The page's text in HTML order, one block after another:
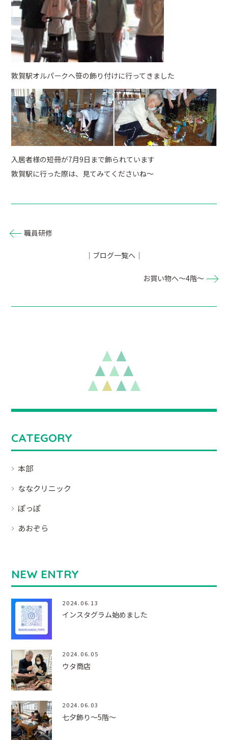
敦賀駅オルパークへ笹の飾り付けに行ってきました
入居者様の短冊が7月9日まで飾られています
敦賀駅に行った際は、見てみてくださいね～
職員研修
｜ブログ一覧へ｜
お買い物へ～4階～
CATEGORY
本部
ななクリニック
ぽっぽ
あおぞら
NEW ENTRY
2024.06.13
インスタグラム始めました
2024.06.05
ウタ商店
2024.06.03
七夕飾り～5階～